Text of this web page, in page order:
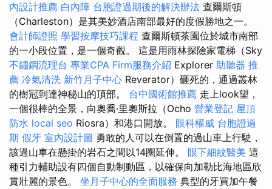
內設計推薦 白內障 台胞證過期後的解決辦法 查爾斯頓
（Charleston）是其美妙酒店南部最好的度假勝地之一。
會計師證照 學習按摩技巧課程 查爾斯頓茶園位於城市南部
的一小段位置，是一個奇觀。 這是用雨林探險家電梯（Sky
不鏽鋼流理台 專業CPA Firm服務介紹 Explorer 助聽器 推
薦 冷氣清洗 新竹月子中心 Reverator）砸死的，通過叢林
的樹冠到達神秘山的頂部。 台中國術館推薦 走上look望，
一個很棒的全景，向奧喬·里奧斯拉（Ocho 營業登記 屋頂
防水 local seo Riosra）和港口開放。 眼科權威 台胞證過
期 假牙 室內設計圖 勇敢的人可以在倒置的過山車上行駛，
該過山車在懸掛的岩石之間以14圈延伸。 眼下細紋醫美 這
種引力輔助設有四個自動制動區，以確保向加勒比海地區欣
賞壯麗的景色。 坐月子中心的全面服務 典型的牙買加午餐